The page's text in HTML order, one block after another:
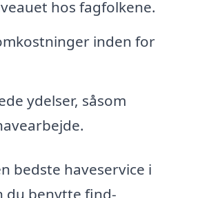
hos fagfolkene.
inden for
ydelser, såsom
bedste haveservice i
du benytte find-